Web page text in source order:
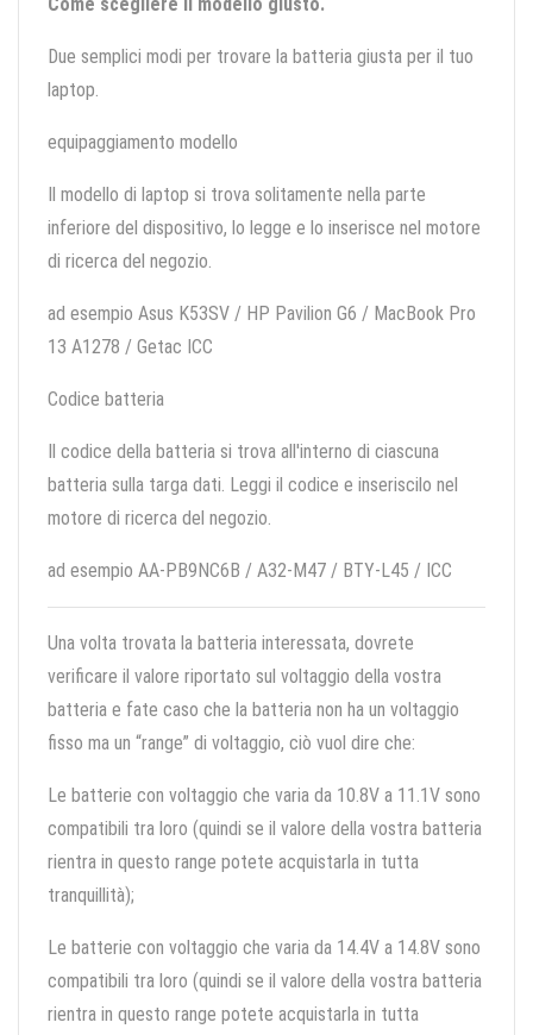
Come scegliere il modello giusto.
Due semplici modi per trovare la batteria giusta per il tuo
laptop.
equipaggiamento modello
Il modello di laptop si trova solitamente nella parte
inferiore del dispositivo, lo legge e lo inserisce nel motore
di ricerca del negozio.
ad esempio Asus K53SV / HP Pavilion G6 / MacBook Pro
13 A1278 / Getac ICC
Codice batteria
Il codice della batteria si trova all'interno di ciascuna
batteria sulla targa dati. Leggi il codice e inseriscilo nel
motore di ricerca del negozio.
ad esempio AA-PB9NC6B / A32-M47 / BTY-L45 / ICC
Una volta trovata la batteria interessata, dovrete
verificare il valore riportato sul voltaggio della vostra
batteria e fate caso che la batteria non ha un voltaggio
fisso ma un “range” di voltaggio, ciò vuol dire che:
Le batterie con voltaggio che varia da 10.8V a 11.1V sono
compatibili tra loro (quindi se il valore della vostra batteria
rientra in questo range potete acquistarla in tutta
tranquillità);
Le batterie con voltaggio che varia da 14.4V a 14.8V sono
compatibili tra loro (quindi se il valore della vostra batteria
rientra in questo range potete acquistarla in tutta